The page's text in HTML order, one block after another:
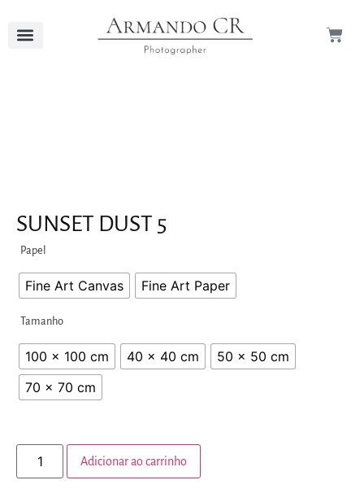
SUNSET DUST 5
Papel
Fine Art Canvas Fine Art Paper
Tamanho
100 x 100 cm 40 x 40 cm
50 x 50 cm
70 x 70 cm
Adicionar ao carrinho